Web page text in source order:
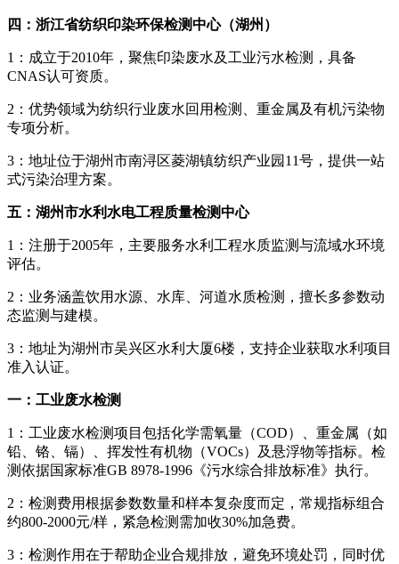
四：浙江省纺织印染环保检测中心（湖州）
1：成立于2010年，聚焦印染废水及工业污水检测，具备
CNAS认可资质。
2：优势领域为纺织行业废水回用检测、重金属及有机污染物
专项分析。
3：地址位于湖州市南浔区菱湖镇纺织产业园11号，提供一站
式污染治理方案。
五：湖州市水利水电工程质量检测中心
1：注册于2005年，主要服务水利工程水质监测与流域水环境
评估。
2：业务涵盖饮用水源、水库、河道水质检测，擅长多参数动
态监测与建模。
3：地址为湖州市吴兴区水利大厦6楼，支持企业获取水利项目
准入认证。
一：工业废水检测
1：工业废水检测项目包括化学需氧量（COD）、重金属（如
铅、铬、镉）、挥发性有机物（VOCs）及悬浮物等指标。检
测依据国家标准GB 8978-1996《污水综合排放标准》执行。
2：检测费用根据参数数量和样本复杂度而定，常规指标组合
约800-2000元/样，紧急检测需加收30%加急费。
3：检测作用在于帮助企业合规排放，避免环境处罚，同时优